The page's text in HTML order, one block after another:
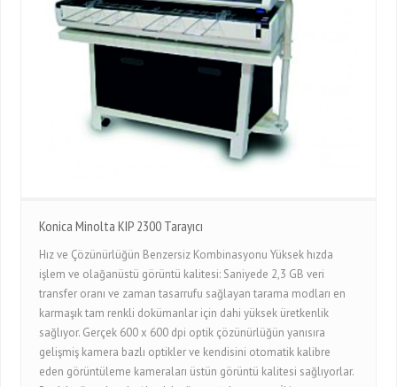
Konica Minolta KIP 2300 Tarayıcı
Hız ve Çözünürlüğün Benzersiz Kombinasyonu Yüksek hızda
işlem ve olağanüstü görüntü kalitesi: Saniyede 2,3 GB veri
transfer oranı ve zaman tasarrufu sağlayan tarama modları en
karmaşık tam renkli dokümanlar için dahi yüksek üretkenlik
sağlıyor. Gerçek 600 x 600 dpi optik çözünürlüğün yanısıra
gelişmiş kamera bazlı optikler ve kendisini otomatik kalibre
eden görüntüleme kameraları üstün görüntü kalitesi sağlıyorlar.